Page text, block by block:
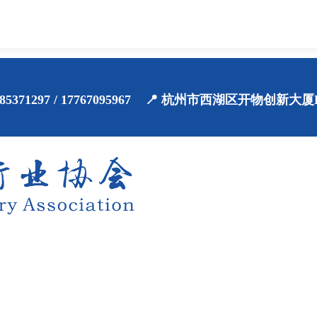
/ 17767095967 📍 杭州市西湖区开物创新大厦